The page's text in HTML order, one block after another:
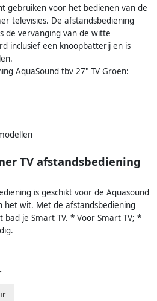
gebruiken voor het bedienen van de
televisies. De afstandsbediening
de vervanging van de witte
inclusief een knoopbatterij en is
AquaSound tbv 27" TV Groen:
TV afstandsbediening
is geschikt voor de Aquasound
het wit. Met de afstandsbediening
bad je Smart TV. * Voor Smart TV; *